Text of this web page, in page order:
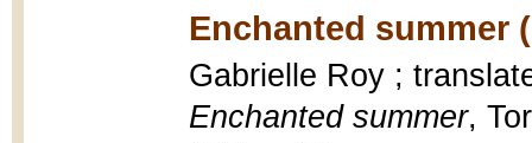
Enchanted summer
Gabrielle Roy ;
Enchanted summer,